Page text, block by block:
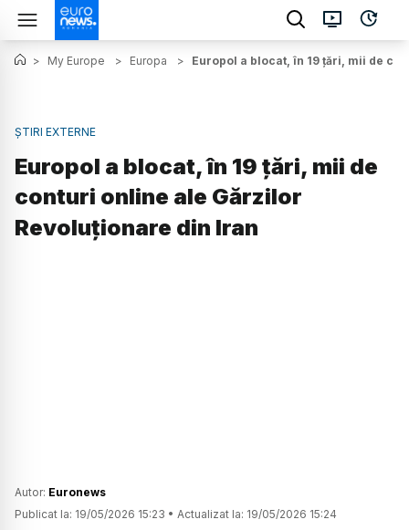
> My Europe > Europa > Europol a blocat, în 19 țări, mii de
ȘTIRI EXTERNE
Europol a blocat, în 19 țări, mii de
conturi online ale Gărzilor
Revoluționare din Iran
Autor: Euronews
Publicat la: 19/05/2026 15:23 • Actualizat la: 19/05/2026 15:24